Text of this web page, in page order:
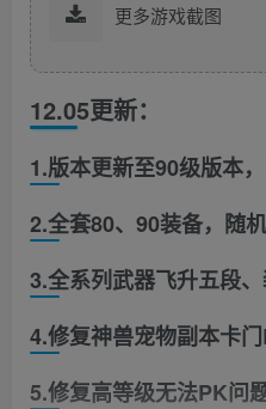
更多游戏截图
12.05更新：
1.版本更新至90级版本
2.全套80、90装备，随
3.全系列武器飞升五段
4.修复神兽宠物副本卡
5.修复高等级无法PK问